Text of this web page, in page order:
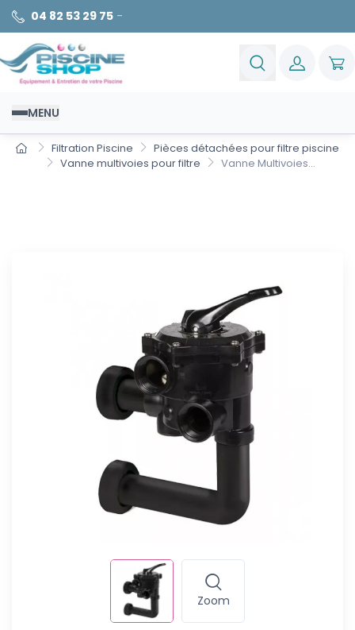
04 82 53 29 75 -
MENU
Filtration Piscine
Pièces détachées pour filtre piscine
Vanne multivoies pour filtre
Vanne Multivoies...
Zoom